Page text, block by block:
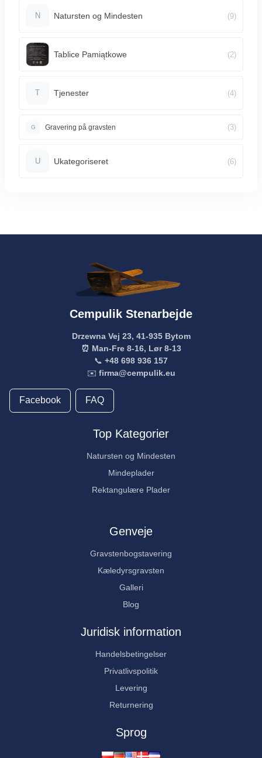
N Natursten og Mindesten (9)
Tablice Pamiątkowe (2)
Tjenester (4)
G Gravering på gravsten (3)
U Ukategoriseret (6)
Cempulik Stenarbejde
Drzewna Vej 23, 41-935 Bytom
⏰ Man-Fre 8-16, Lør 8-13
📞 +48 698 936 157
✉️ firma@cempulik.eu
Facebook FAQ
Top Kategorier
Natursten og Mindesten
Mindeplader
Rektangulære Plader
Genveje
Gravstenbogstavering
Kæledyrsgravsten
Galleri
Blog
Juridisk information
Handelsbetingelser
Privatlivspolitik
Levering
Returnering
Sprog